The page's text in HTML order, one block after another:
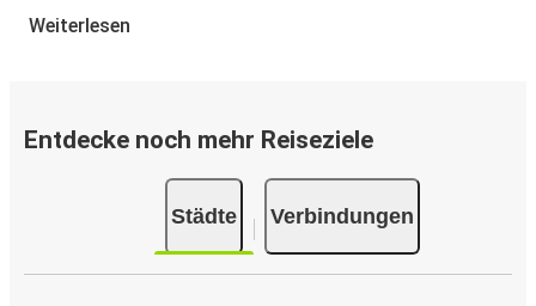
Buchung über die App
Augustine in der App.
Verkaufsstellen für Tickets
Weiterlesen
Entdecke noch mehr Reiseziele
Städte Verbindungen